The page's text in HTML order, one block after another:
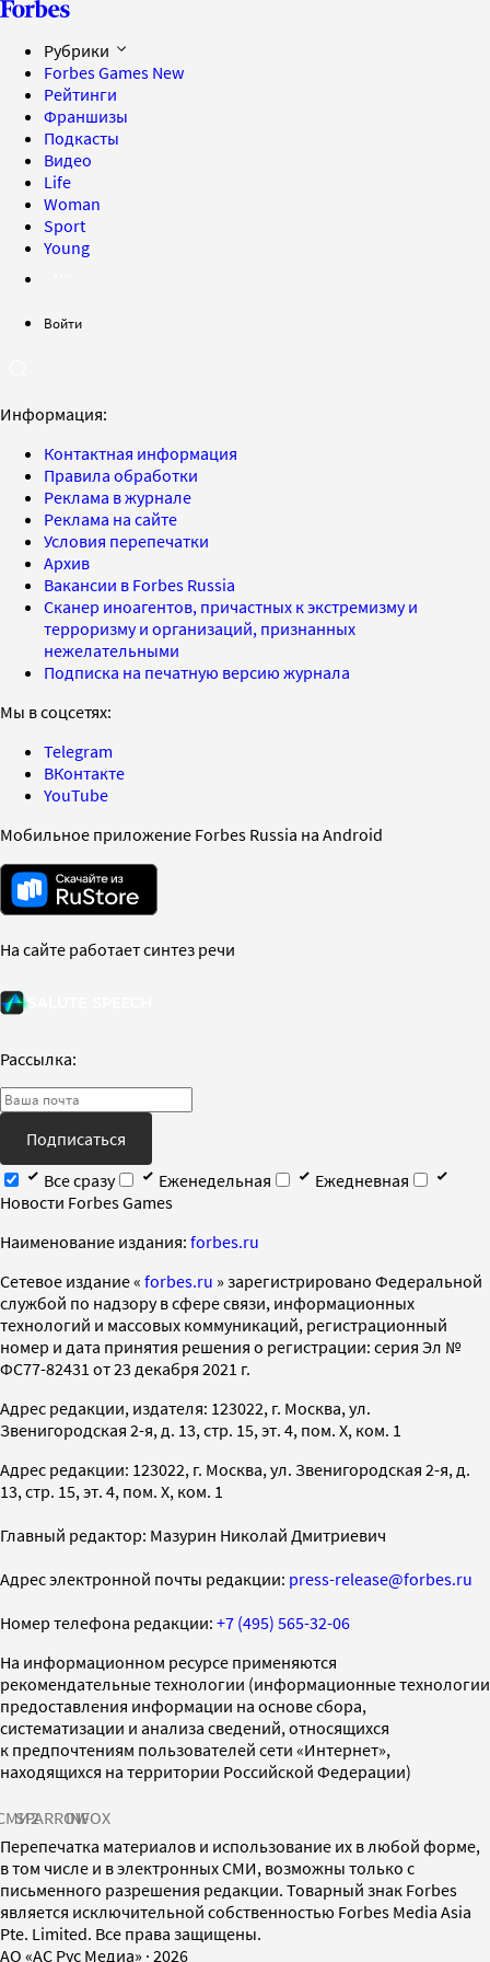
Рубрики
Forbes Games New
Рейтинги
Франшизы
Подкасты
Видео
Life
Woman
Sport
Young
Войти
Информация:
Контактная информация
Правила обработки
Реклама в журнале
Реклама на сайте
Условия перепечатки
Архив
Вакансии в Forbes Russia
Сканер иноагентов, причастных к экстремизму и
терроризму и организаций, признанных
нежелательными
Подписка на печатную версию журнала
Мы в соцсетях:
Telegram
ВКонтакте
YouTube
Мобильное приложение Forbes Russia на Android
На сайте работает синтез речи
Рассылка:
Подписаться
Все сразу
Еженедельная
Ежедневная
Новости Forbes Games
Наименование издания: forbes.ru
Cетевое издание « forbes.ru » зарегистрировано Федеральной
службой по надзору в сфере связи, информационных
технологий и массовых коммуникаций, регистрационный
номер и дата принятия решения о регистрации: серия Эл №
ФС77-82431 от 23 декабря 2021 г.
Адрес редакции, издателя: 123022, г. Москва, ул.
Звенигородская 2-я, д. 13, стр. 15, эт. 4, пом. X, ком. 1
Адрес редакции: 123022, г. Москва, ул. Звенигородская 2-я, д.
13, стр. 15, эт. 4, пом. X, ком. 1
Главный редактор: Мазурин Николай Дмитриевич
Адрес электронной почты редакции: press-release@forbes.ru
Номер телефона редакции: +7 (495) 565-32-06
На информационном ресурсе применяются
рекомендательные технологии (информационные технологии
предоставления информации на основе сбора,
систематизации и анализа сведений, относящихся
к предпочтениям пользователей сети «Интернет»,
находящихся на территории Российской Федерации)
SPARROWINFOX
Перепечатка материалов и использование их в любой форме,
в том числе и в электронных СМИ, возможны только с
письменного разрешения редакции. Товарный знак Forbes
является исключительной собственностью Forbes Media Asia
Pte. Limited. Все права защищены.
AO «АС Рус Медиа» · 2026